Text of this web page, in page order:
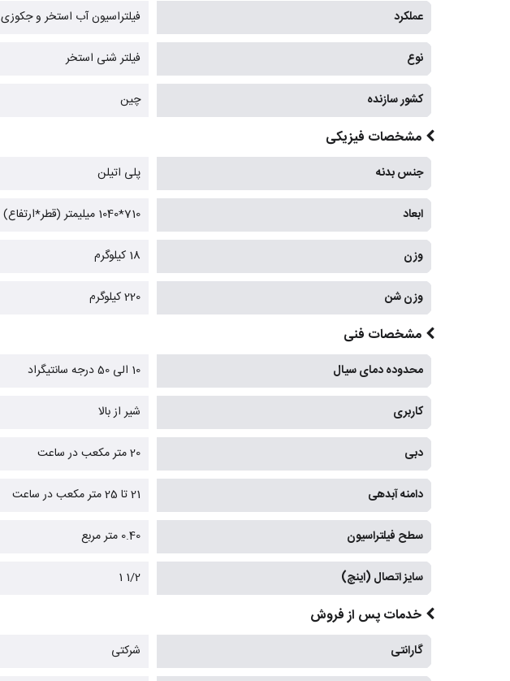
عملکرد فیلتراسیون آب استخر و جکوزی
نوع فیلتر شنی استخر
کشور سازنده چین
مشخصات فیزیکی
جنس بدنه پلی اتیلن
ابعاد 710*1040 میلیمتر (قطر*ارتفاع) همراه با شیر
وزن 18 کیلوگرم
وزن شن 220 کیلوگرم
مشخصات فنی
محدوده دمای سیال 10 الی 50 درجه سانتیگراد
کاربری شیر از بالا
دبی 20 متر مکعب در ساعت
دامنه آبدهی 21 تا 25 متر مکعب در ساعت
سطح فیلتراسیون 0.40 متر مربع
سایز اتصال (اینچ) 1/2 1
خدمات پس از فروش
گارانتی شرکتی